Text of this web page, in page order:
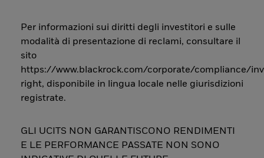
Per informazioni sui diritti degli investitori e sulle
modalità di presentazione di reclami, consultare il
sito
https://www.blackrock.com/corporate/compliance/
right, disponibile in lingua locale nelle giurisdizioni
registrate.
GLI UCITS NON GARANTISCONO RENDIMENTI
E LE PERFORMANCE PASSATE NON SONO